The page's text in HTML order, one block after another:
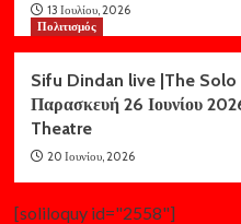
13 Ιουλίου, 2026
Πολιτισμός
Sifu Dindan live |The Solo
Παρασκευή 26 Ιουνίου
Theatre
20 Ιουνίου, 2026
[soliloquy id="2558"]